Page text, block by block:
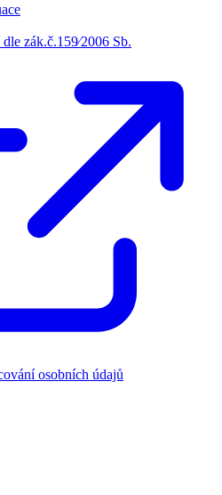
zák.č.159⁄2006 Sb.
osobních údajů